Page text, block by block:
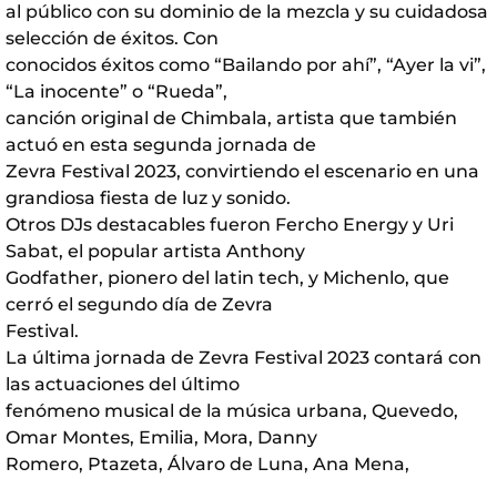
al público con su dominio de la mezcla y su cuidadosa
selección de éxitos. Con
conocidos éxitos como “Bailando por ahí”, “Ayer la vi”,
“La inocente” o “Rueda”,
canción original de Chimbala, artista que también
actuó en esta segunda jornada de
Zevra Festival 2023, convirtiendo el escenario en una
grandiosa fiesta de luz y sonido.
Otros DJs destacables fueron Fercho Energy y Uri
Sabat, el popular artista Anthony
Godfather, pionero del latin tech, y Michenlo, que
cerró el segundo día de Zevra
Festival.
La última jornada de Zevra Festival 2023 contará con
las actuaciones del último
fenómeno musical de la música urbana, Quevedo,
Omar Montes, Emilia, Mora, Danny
Romero, Ptazeta, Álvaro de Luna, Ana Mena,